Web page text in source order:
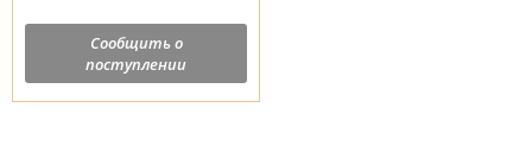
Сообщить о
поступлении